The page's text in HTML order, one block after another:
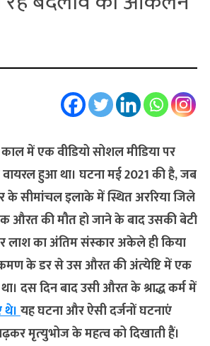
काल में एक वीडियो सोशल मीडिया पर
हुआ था। घटना मई 2021 की है, जब
के सीमांचल इलाके में स्थित अररिया जिले
औरत की मौत हो जाने के बाद उसकी बेटी
लाश का अंतिम संस्‍कार अकेले ही किया
के डर से उस औरत की अंत्‍येष्टि में एक
दस दिन बाद उसी औरत के श्राद्ध कर्म में
थे।यह घटना और ऐसी दर्जनों घटनाएं
मृत्‍युभोज के महत्‍व को दिखाती हैं।